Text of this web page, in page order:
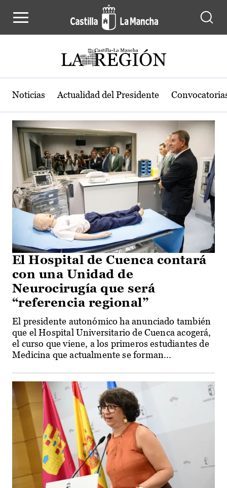
Actualidad de la región de Castilla-
Noticias Actualidad del Presidente
El Hospital de Cuenca contará
con una Unidad de
Neurocirugía que será
“referencia regional”
El presidente autonómico ha anunciado también
que el Hospital Universitario de Cuenca acogerá,
el curso que viene, a los primeros estudiantes de
Medicina que actualmente se forman...